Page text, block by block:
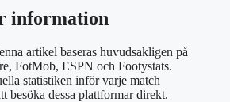
information
artikel baseras huvudsakligen på
FotMob, ESPN och Footystats.
statistiken inför varje match
besöka dessa plattformar direkt.